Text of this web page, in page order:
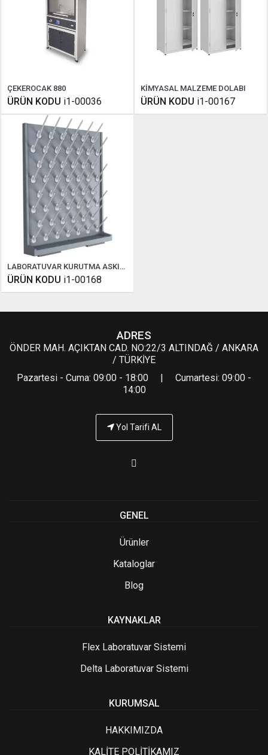
ÇEKEROCAK 880
ÜRÜN KODU i1-00036
KİMYASAL MALZEME DOLABI
ÜRÜN KODU i1-00167
LABORATUVAR KURUTMA ASKILIĞI
ÜRÜN KODU i1-00168
ADRES
ÖNDER MAH. AÇIKTAN CAD. NO:22/3 ALTINDAĞ / ANKARA
/ TÜRKİYE
Pazartesi - Cuma: 09:00 - 18:00 | Cumartesi: 09:00 -
14:00
Yol Tarifi AL
GENEL
Ürünler
Kataloglar
Blog
KAYNAKLAR
Flex Laboratuvar Sistemi
Delta Laboratuvar Sistemi
KURUMSAL
HAKKIMIZDA
KALİTE POLİTİKAMIZ